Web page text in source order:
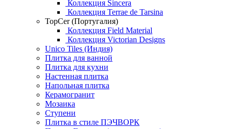
Коллекция Sincera
Коллекция Terrae de Tarsina
TopCer (Португалия)
Коллекция Field Material
Коллекция Victorian Designs
Unico Tiles (Индия)
Плитка для ванной
Плитка для кухни
Настенная плитка
Напольная плитка
Керамогранит
Мозаика
Ступени
Плитка в стиле ПЭЧВОРК